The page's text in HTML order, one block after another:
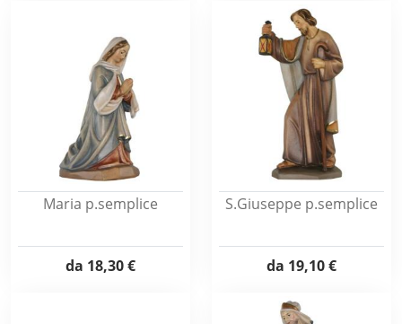
Maria p.semplice
da 18,30 €
S.Giuseppe p.semplice
da 19,10 €